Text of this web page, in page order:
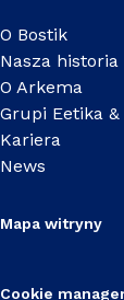
O Bostik
Nasza historia
O Arkema
Grupi Eetika
Kariera
News
Mapa witryny
Cookie